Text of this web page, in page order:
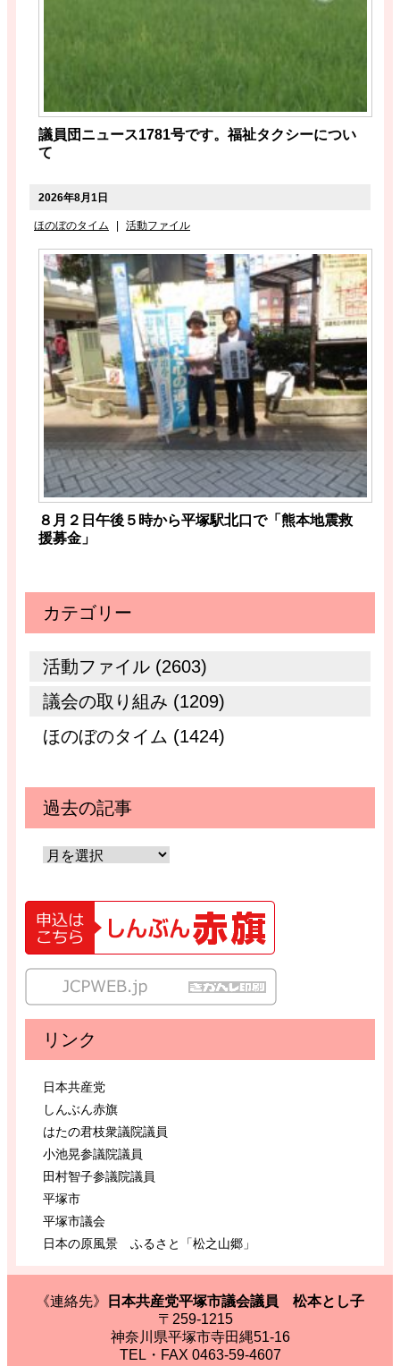
議員団ニュース1781号です。福祉タクシーについ
て
2026年8月1日
ほのぼのタイム 活動ファイル
８月２日午後５時から平塚駅北口で「熊本地震救
援募金」
カテゴリー
活動ファイル (2603)
議会の取り組み (1209)
ほのぼのタイム (1424)
過去の記事
リンク
日本共産党
しんぶん赤旗
はたの君枝衆議院議員
小池晃参議院議員
田村智子参議院議員
平塚市
平塚市議会
日本の原風景 ふるさと「松之山郷」
《連絡先》
日本共産党平塚市議会議員 松本とし子
〒259-1215
神奈川県平塚市寺田縄51-16
TEL・FAX 0463-59-4607